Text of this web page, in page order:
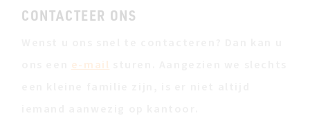
CONTACTEER ONS
e-mail